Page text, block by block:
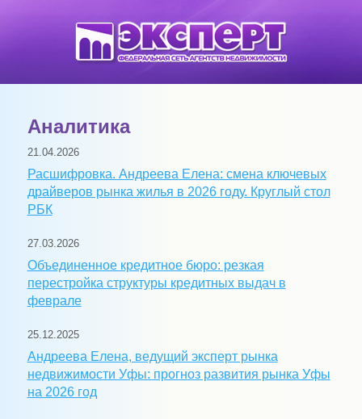
Аналитика
21.04.2026
Расшифровка. Андреева Елена: смена ключевых
драйверов рынка жилья в 2026 году. Круглый стол
РБК
27.03.2026
Объединенное кредитное бюро: резкая
перестройка структуры кредитных выдач в
феврале
25.12.2025
Андреева Елена, ведущий эксперт рынка
недвижимости Уфы: прогноз развития рынка Уфы
на 2026 год